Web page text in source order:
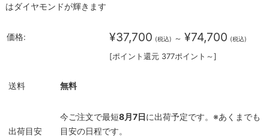
はダイヤモンドが輝きます
価格: ¥37,700 (税込) ～ ¥74,700 (税込)
[ポイント還元 377ポイント～]
送料 無料
出荷目安
今ご注文で最短8月7日に出荷予定です。※あくまでも
目安の日程です。